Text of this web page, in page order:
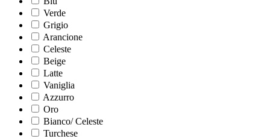
Verde
Grigio
Arancione
Celeste
Beige
Latte
Vaniglia
Azzurro
Oro
Bianco/ Celeste
Turchese